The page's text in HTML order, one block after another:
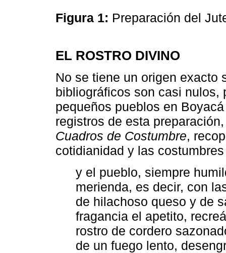
Figura 1: Preparación del
EL ROSTRO DIVINO
No se tiene un origen exacto
bibliográficos son casi nulos,
pequeños pueblos en
registros de esta
Cuadros de Costumbre,
cotidianidad y las
y el pueblo, siempre
merienda, es decir, con
de hilachoso queso y de
fragancia el apetito,
rostro de cordero
de un fuego lento,